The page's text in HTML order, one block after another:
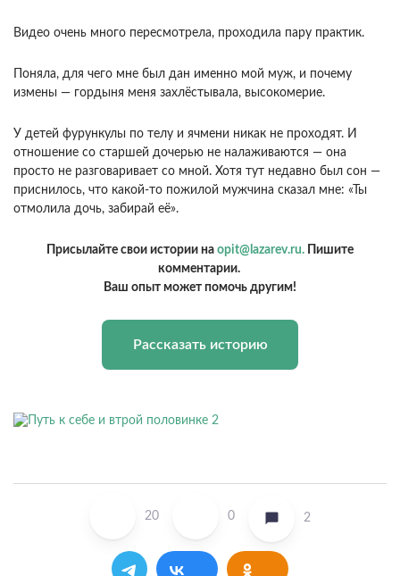
Видео очень много пересмотрела, проходила пару практик.
Поняла, для чего мне был дан именно мой муж, и почему
измены — гордыня меня захлёстывала, высокомерие.
У детей фурункулы по телу и ячмени никак не проходят. И
отношение со старшей дочерью не налаживаются — она
просто не разговаривает со мной. Хотя тут недавно был сон —
приснилось, что какой-то пожилой мужчина сказал мне: «Ты
отмолила дочь, забирай её».
Присылайте свои истории на opit@lazarev.ru. Пишите
комментарии.
Ваш опыт может помочь другим!
Рассказать историю
20 0 2